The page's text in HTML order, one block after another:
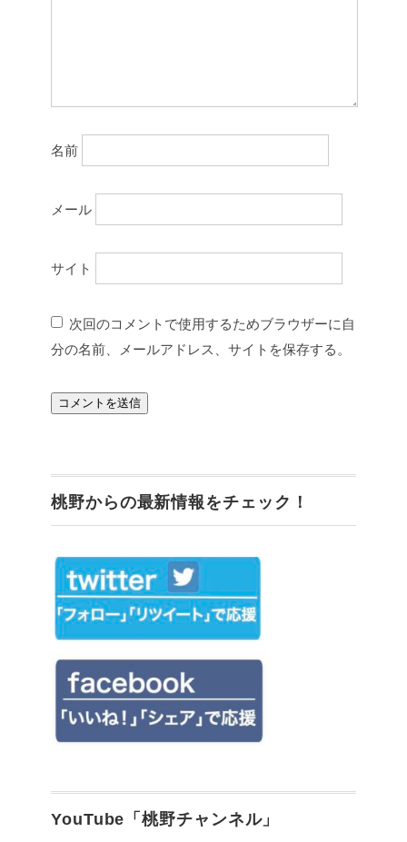
名前
メール
サイト
次回のコメントで使用するためブラウザーに自
分の名前、メールアドレス、サイトを保存する。
桃野からの最新情報をチェック！
YouTube「桃野チャンネル」